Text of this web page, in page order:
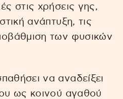
στις χρήσεις γης,
ανάπτυξη, τις
των φυσικών
να αναδείξει
ως κοινού αγαθού